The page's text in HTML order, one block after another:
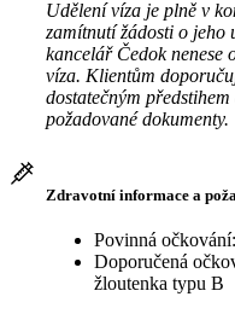
Udělení víza je plně v
zamítnutí žádosti o jeho
kancelář Čedok nenese
víza. Klientům
dostatečným
požadované dokumenty.
Zdravotní informace a
Povinná
Doporučená
žloutenka typu B